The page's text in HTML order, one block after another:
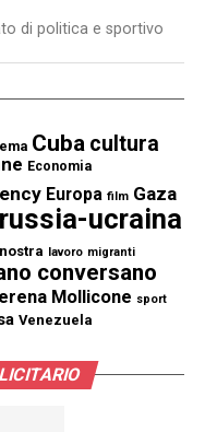
di politica e sportivo
Cuba cultura
Economia
Europa film Gaza
ucraina
lavoro migranti
conversano
Mollicone sport
Venezuela